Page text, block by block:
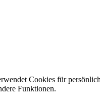
Cookies für
Funktionen.